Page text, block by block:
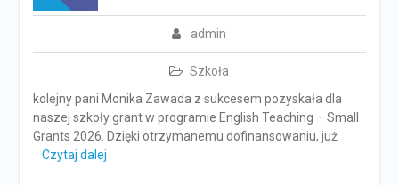
admin
Szkoła
kolejny pani Monika Zawada z sukcesem pozyskała dla
naszej szkoły grant w programie English Teaching – Small
Grants 2026. Dzięki otrzymanemu dofinansowaniu, już
Czytaj dalej